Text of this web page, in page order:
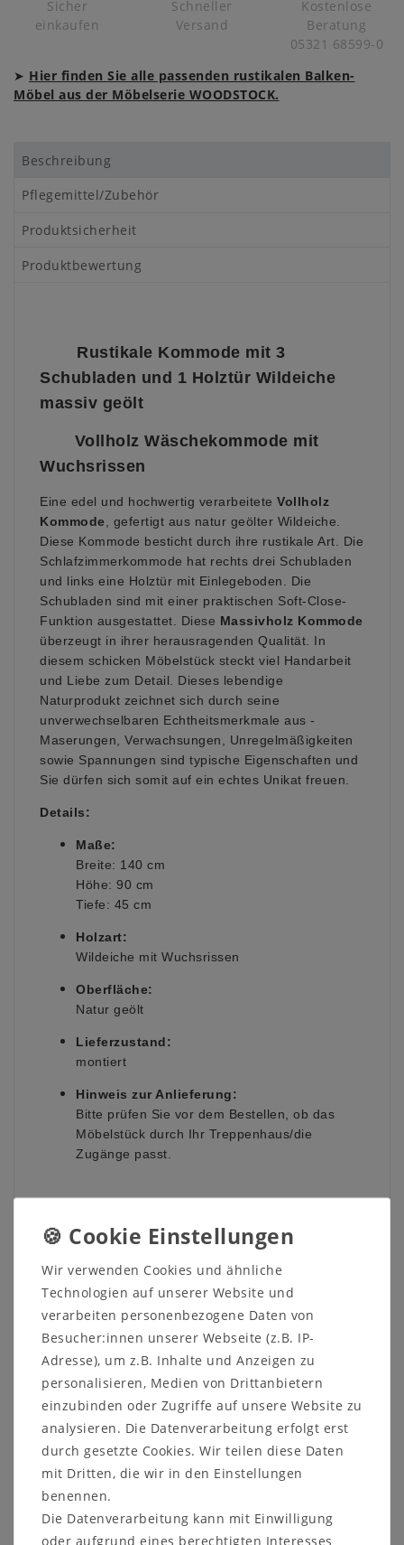
Sicher
einkaufen
Schneller
Versand
Kostenlose
Beratung
05321 68599-0
➤ Hier finden Sie alle passenden rustikalen Balken-
Möbel aus der Möbelserie WOODSTOCK.
Beschreibung
Pflegemittel/Zubehör
Produktsicherheit
Produktbewertung
Rustikale Kommode mit 3
Schubladen und 1 Holztür Wildeiche
massiv geölt
Vollholz Wäschekommode mit
Wuchsrissen
Eine edel und hochwertig verarbeitete Vollholz
Kommode, gefertigt aus natur geölter Wildeiche.
Diese Kommode besticht durch ihre rustikale Art. Die
Schlafzimmerkommode hat rechts drei Schubladen
und links eine Holztür mit Einlegeboden. Die
Schubladen sind mit einer praktischen Soft-Close-
Funktion ausgestattet. Diese Massivholz Kommode
überzeugt in ihrer herausragenden Qualität. In
diesem schicken Möbelstück steckt viel Handarbeit
und Liebe zum Detail. Dieses lebendige
Naturprodukt zeichnet sich durch seine
unverwechselbaren Echtheitsmerkmale aus -
Maserungen, Verwachsungen, Unregelmäßigkeiten
sowie Spannungen sind typische Eigenschaften und
Sie dürfen sich somit auf ein echtes Unikat freuen.
Details:
Maße:
Breite: 140 cm
Höhe: 90 cm
Tiefe: 45 cm
Holzart:
Wildeiche mit Wuchsrissen
Oberfläche:
Natur geölt
Lieferzustand:
montiert
Hinweis zur Anlieferung:
Bitte prüfen Sie vor dem Bestellen, ob das
Möbelstück durch Ihr Treppenhaus/die
Zugänge passt.
rufen Sie uns direkt an unter 05321-685990. Wir
helfen Ihnen gerne weiter!
Weitere Informationen zum
Möbelstück:
Details:
3 Schubladen
Soft-Close-Funktion
1 Tür mit einem Holzeinlegeboden
Maße:
Breite: 140 cm
Wir verwenden Cookies und ähnliche
Technologien auf unserer Website und
verarbeiten personenbezogene Daten von
Besucher:innen unserer Webseite (z.B. IP-
Adresse), um z.B. Inhalte und Anzeigen zu
personalisieren, Medien von Drittanbietern
einzubinden oder Zugriffe auf unsere Website zu
analysieren. Die Datenverarbeitung erfolgt erst
durch gesetzte Cookies. Wir teilen diese Daten
mit Dritten, die wir in den Einstellungen
benennen.
Die Datenverarbeitung kann mit Einwilligung
oder aufgrund eines berechtigten Interesses